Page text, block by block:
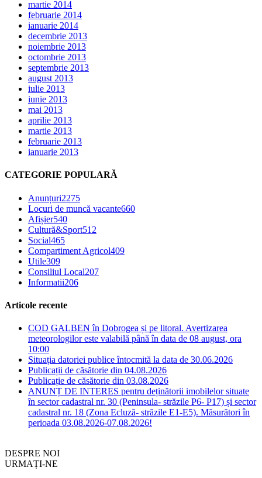
martie 2014
februarie 2014
ianuarie 2014
decembrie 2013
noiembrie 2013
octombrie 2013
septembrie 2013
august 2013
iulie 2013
iunie 2013
mai 2013
aprilie 2013
martie 2013
februarie 2013
ianuarie 2013
CATEGORIE POPULARĂ
Anunțuri2275
Locuri de muncă vacante660
Afișier540
Cultură&Sport512
Social465
Compartiment Agricol409
Utile309
Consiliul Local207
Informatii206
Articole recente
COD GALBEN în Dobrogea și pe litoral. Avertizarea
meteorologilor este valabilă până în data de 08 august, ora
10:00
Situația datoriei publice întocmită la data de 30.06.2026
Publicații de căsătorie din 04.08.2026
Publicație de căsătorie din 03.08.2026
ANUNȚ DE INTERES pentru deținătorii imobilelor situate
în sector cadastral nr. 30 (Peninsula- străzile P6- P17) și sector
cadastral nr. 18 (Zona Ecluză- străzile E1-E5). Măsurători în
perioada 03.08.2026-07.08.2026!
DESPRE NOI
URMAȚI-NE